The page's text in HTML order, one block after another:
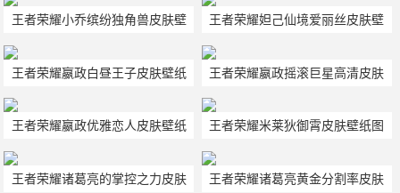
王者荣耀小乔缤纷独角兽皮肤壁
王者荣耀妲己仙境爱丽丝皮肤壁
王者荣耀嬴政白昼王子皮肤壁纸
王者荣耀嬴政摇滚巨星高清皮肤
王者荣耀嬴政优雅恋人皮肤壁纸
王者荣耀米莱狄御霄皮肤壁纸图
王者荣耀诸葛亮的掌控之力皮肤
王者荣耀诸葛亮黄金分割率皮肤